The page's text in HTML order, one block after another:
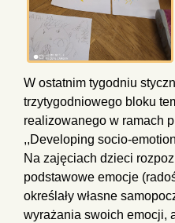
W ostatnim tygodniu
trzytygodniowego bloku
realizowanego w ramach
,,Developing socio-
Na zajęciach dzieci
podstawowe emocje
określały własne
wyrażania swoich emocji,